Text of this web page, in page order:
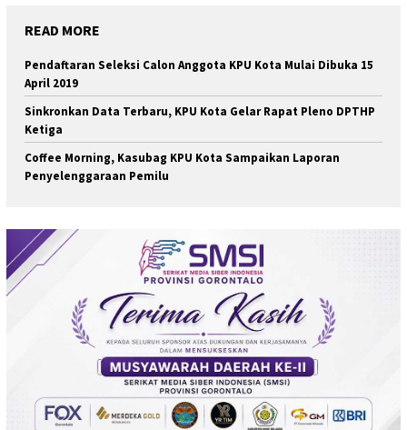
READ MORE
Pendaftaran Seleksi Calon Anggota KPU Kota Mulai Dibuka 15
April 2019
Sinkronkan Data Terbaru, KPU Kota Gelar Rapat Pleno DPTHP
Ketiga
Coffee Morning, Kasubag KPU Kota Sampaikan Laporan
Penyelenggaraan Pemilu